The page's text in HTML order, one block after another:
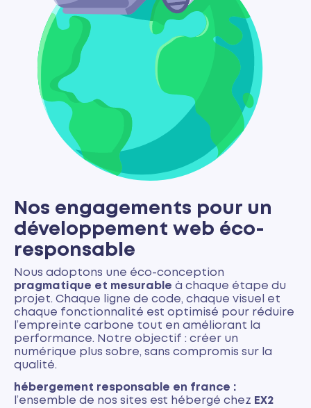
Nos engagements pour un
développement web éco-
responsable
Nous adoptons une éco-conception
pragmatique et mesurable à chaque étape du
projet. Chaque ligne de code, chaque visuel et
chaque fonctionnalité est optimisé pour réduire
l’empreinte carbone tout en améliorant la
performance. Notre objectif : créer un
numérique plus sobre, sans compromis sur la
qualité.
hébergement responsable en france :
l’ensemble de nos sites est hébergé chez EX2